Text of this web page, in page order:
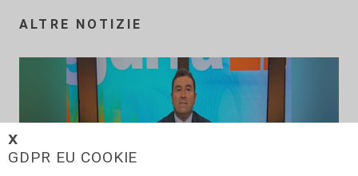
𝗫
GDPR EU COOKIE
ALTRE NOTIZIE